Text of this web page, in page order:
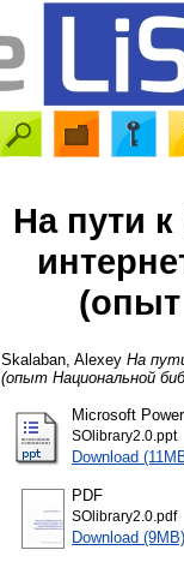
На пути
Skalaban, Alexey На
(опыт Национальной
Microsoft
SOlibrary2.0.ppt
Download
PDF
SOlibrary2.0.pdf
Download (9MB)